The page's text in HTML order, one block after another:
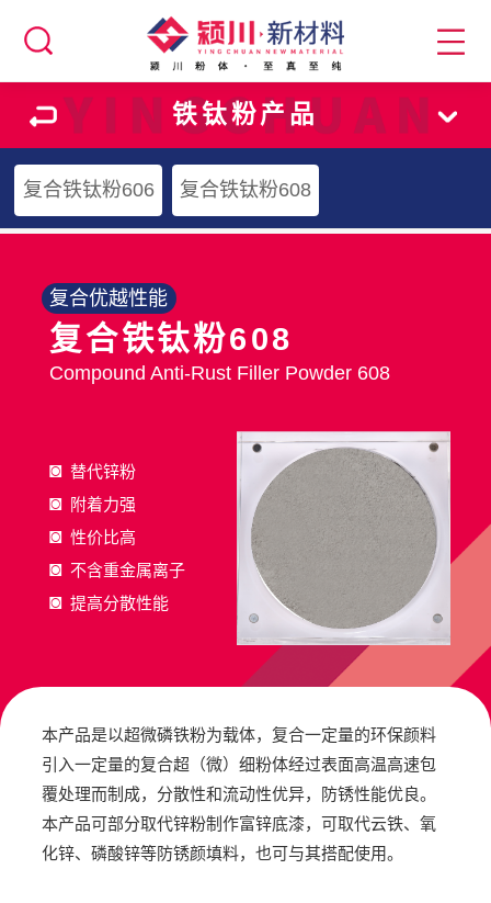
铁钛粉产品
复合铁钛粉606 复合铁钛粉608
复合优越性能
复合铁钛粉608
Compound Anti-Rust Filler Powder 608
◙ 替代锌粉
◙ 附着力强
◙ 性价比高
◙ 不含重金属离子
◙ 提高分散性能
本产品是以超微磷铁粉为载体，复合⼀定量的环保颜料
引⼊⼀定量的复合超（微）细粉体经过表⾯⾼温⾼速包
覆处理⽽制成，分散性和流动性优异，防锈性能优良。
本产品可部分取代锌粉制作富锌底漆，可取代云铁、氧
化锌、磷酸锌等防锈颜填料，也可与其搭配使⽤。